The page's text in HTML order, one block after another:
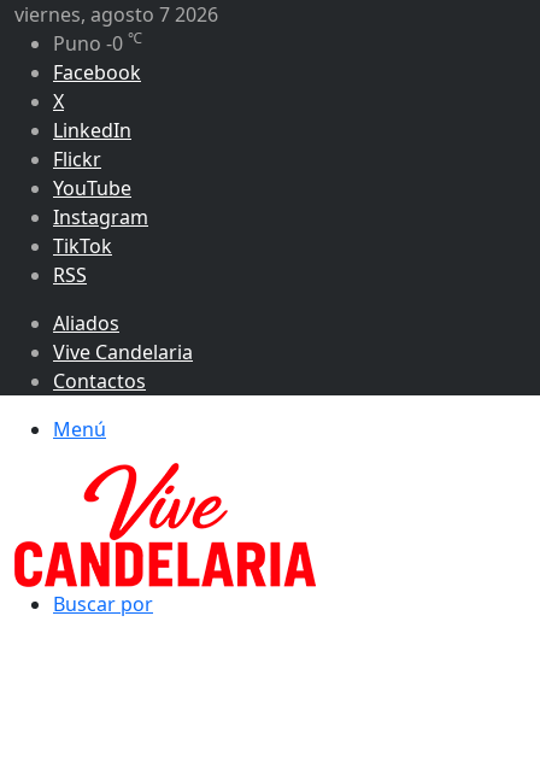
viernes, agosto 7 2026
Puno -0 ℃
Facebook
X
LinkedIn
Flickr
YouTube
Instagram
TikTok
RSS
Aliados
Vive Candelaria
Contactos
Menú
Buscar por